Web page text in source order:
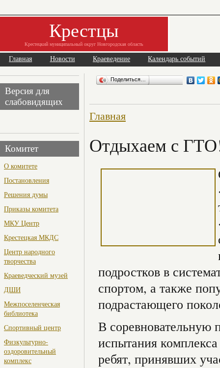
Крестцы
Крестецкий муниципальный округ Новгородская область
Главная Новости Краеведение Календарь событий
Версия для
слабовидящих
Комитет
О комитете
Постановления
Решения думы
Приказы комитета
МКУ Центр
Крестецкая МКДС
Центр народного
творчества
Краеведческий музей
ДШИ
Межпоселенческая
библиотека
Спортивный центр
Физкультурно-
оздоровительный
комплекс
Поделиться…
Главная
Отдыхаем с
подростков в
спортом, а также
подрастающего
В
испытания
ребят, принявших